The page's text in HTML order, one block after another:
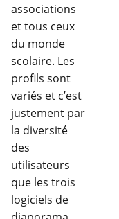
associations
et tous ceux
du monde
scolaire. Les
profils sont
variés et c’est
justement par
la diversité
des
utilisateurs
que les trois
logiciels de